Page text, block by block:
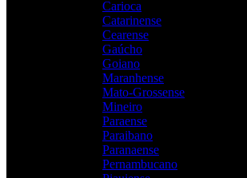
Carioca
Catarinense
Cearense
Gaúcho
Goiano
Maranhense
Mato-Grossense
Mineiro
Paraense
Paraibano
Paranaense
Pernambucano